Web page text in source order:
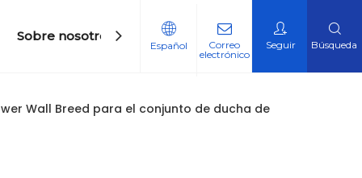
Sobre nosotros Contáctenos
Español
Correo
electrónico
Seguir Búsqueda
Wall Breed para el conjunto de ducha de